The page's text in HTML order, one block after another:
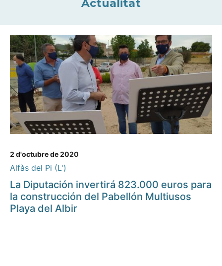
Actualitat
2 d'octubre de 2020
Alfàs del Pi (L')
La Diputación invertirá 823.000 euros para
la construcción del Pabellón Multiusos
Playa del Albir